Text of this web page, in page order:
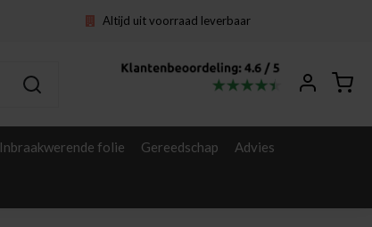
Altijd uit voorraad leverbaar
Inbraakwerende folie Gereedschap Advies